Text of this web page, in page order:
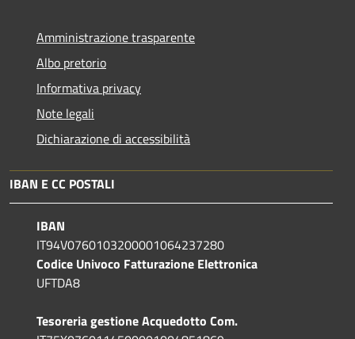
Amministrazione trasparente
Albo pretorio
Informativa privacy
Note legali
Dichiarazione di accessibilità
IBAN E CC POSTALI
IBAN
IT94V0760103200001064237280
Codice Univoco Fatturazione Elettronica
UFTDA8
Tesoreria gestione Acquedotto Com.